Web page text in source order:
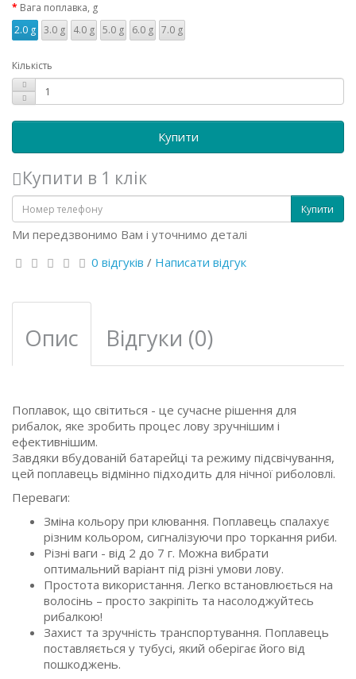
Вага поплавка, g
2.0 g 3.0 g 4.0 g 5.0 g 6.0 g 7.0 g
Кількість
Купити
Купити в 1 клік
Купити
Ми передзвонимо Вам і уточнимо деталі
0 відгуків / Написати відгук
Опис Відгуки (0)
Поплавок, що світиться - це сучасне рішення для
рибалок, яке зробить процес лову зручнішим і
ефективнішим.
Завдяки вбудованій батарейці та режиму підсвічування,
цей поплавець відмінно підходить для нічної риболовлі.
Переваги:
Зміна кольору при клювання. Поплавець спалахує
різним кольором, сигналізуючи про торкання риби.
Різні ваги - від 2 до 7 г. Можна вибрати
оптимальний варіант під різні умови лову.
Простота використання. Легко встановлюється на
волосінь – просто закріпіть та насолоджуйтесь
рибалкою!
Захист та зручність транспортування. Поплавець
поставляється у тубусі, який оберігає його від
пошкоджень.